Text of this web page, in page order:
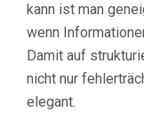
kann ist man
wenn
Damit auf
nicht nur
elegant.